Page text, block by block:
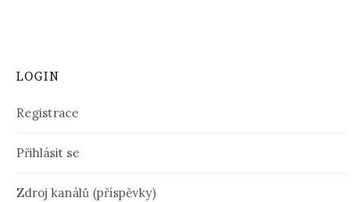
LOGIN
Registrace
Přihlásit se
Zdroj kanálů (příspěvky)